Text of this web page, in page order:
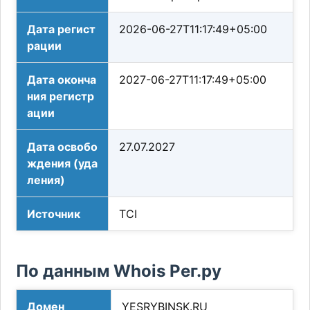
Дата регист
рации
2026-06-27T11:17:49+05:00
Дата оконча
ния регистр
ации
2027-06-27T11:17:49+05:00
Дата освобо
ждения (уда
ления)
27.07.2027
Источник TCI
По данным Whois Рег.ру
Домен YESRYBINSK.RU